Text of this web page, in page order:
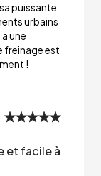
puissante
urbains
une
freinage est
!
et facile à